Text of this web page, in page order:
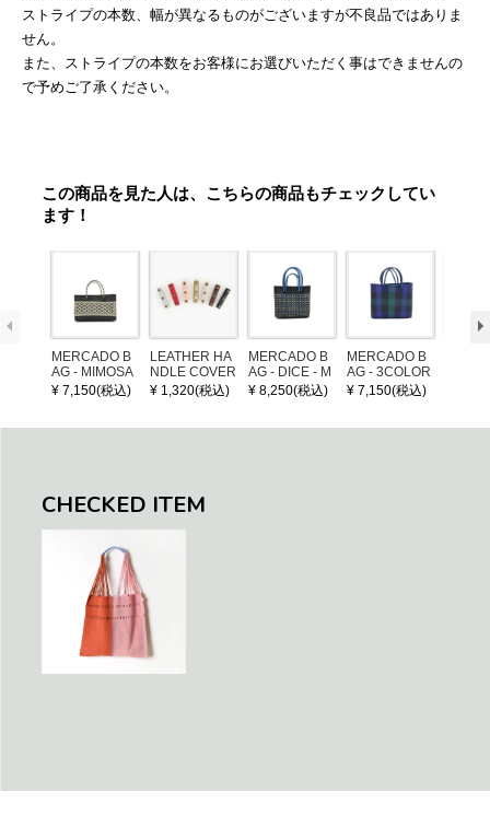
ストライプの本数、幅が異なるものがございますが不良品ではありま
せん。
また、ストライプの本数をお客様にお選びいただく事はできませんの
で予めご了承ください。
この商品を見た人は、こちらの商品もチェックしてい
ます！
MERCADO B
AG - MIMOSA
- Black / Crea
m (SHORT X
¥ 7,150(税込)
LEATHER HA
NDLE COVER
¥ 1,320(税込)
MERCADO B
AG - DICE - M
OSAIC - Black
/ Cream / Meta
¥ 8,250(税込)
MERCADO B
AG - 3COLOR
S CHECK - Bl
ack / Dark Gre
¥ 7,150(税込)
CHECKED ITEM